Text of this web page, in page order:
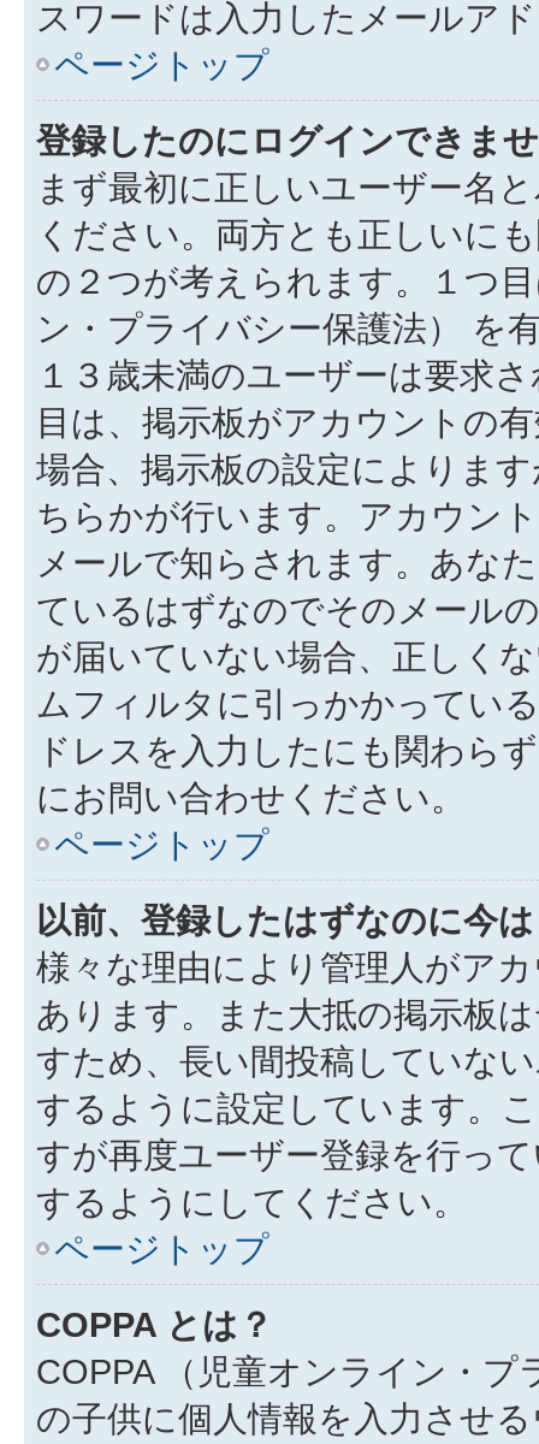
スワードは入力したメールア
ページトップ
登録したのにログインできま
まず最初に正しいユーザー名
ください。両方とも正しいに
の２つが考えられます。１つ
ン・プライバシー保護法） を
１３歳未満のユーザーは要求
目は、掲示板がアカウントの
場合、掲示板の設定によりま
ちらかが行います。アカウン
メールで知らされます。あな
ているはずなのでそのメール
が届いていない場合、正しく
ムフィルタに引っかかってい
ドレスを入力したにも関わら
にお問い合わせください。
ページトップ
以前、登録したはずなのに今
様々な理由により管理人がア
あります。また大抵の掲示板
すため、長い間投稿していな
するように設定しています。
すが再度ユーザー登録を行っ
するようにしてください。
ページトップ
COPPA とは？
COPPA （児童オンライン・
の子供に個人情報を入力させ